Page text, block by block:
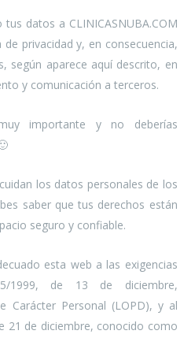
datos a CLINICASNUBA.COM
privacidad y, en consecuencia,
según aparece aquí descrito, en
y comunicación a terceros.
importante y no deberías
los datos personales de los
saber que tus derechos están
seguro y confiable.
esta web a las exigencias
1999, de 13 de diciembre,
Carácter Personal (LOPD), y al
21 de diciembre, conocido como